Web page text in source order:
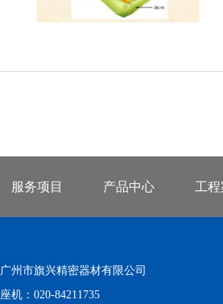
服务项目 产品中心 工程
广州市旗兴精密器材有限公司
座机：020-84211735